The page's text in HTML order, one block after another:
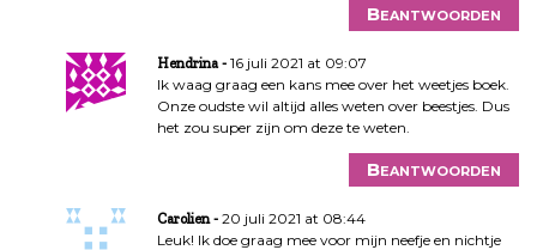
Beantwoorden
Hendrina
16 juli 2021 at 09:07
Ik waag graag een kans mee over het weetjes boek.
Onze oudste wil altijd alles weten over beestjes. Dus
het zou super zijn om deze te weten.
Beantwoorden
Carolien
20 juli 2021 at 08:44
Leuk! Ik doe graag mee voor mijn neefje en nichtje